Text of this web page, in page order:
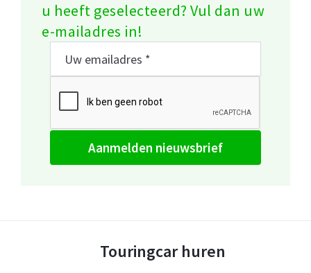
u heeft geselecteerd? Vul dan uw
e-mailadres in!
aanmelden nieuwsbrief
Touringcar huren